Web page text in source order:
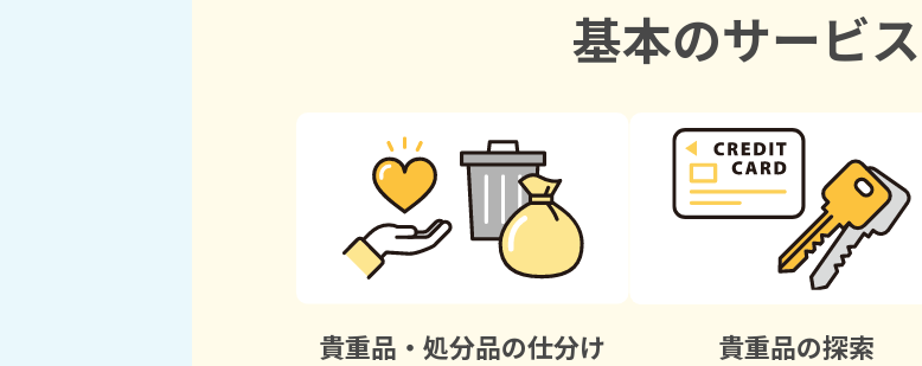
基本のサービ
貴重品・処分品の仕分け 貴重品の探索